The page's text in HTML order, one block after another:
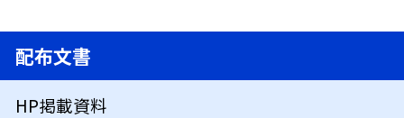
配布文書
HP掲載資料